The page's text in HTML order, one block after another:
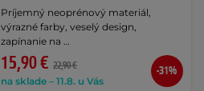
Príjemný neoprénový materiál,
výrazné farby, veselý design,
zapínanie na …
15,90 € 22,90 €
na sklade – 11.8. u Vás
-31%